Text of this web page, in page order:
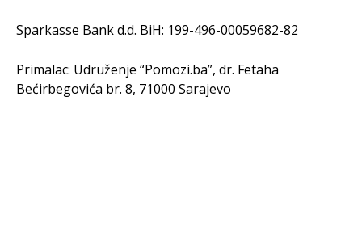
Sparkasse Bank d.d. BiH: 199-496-00059682-82
Primalac: Udruženje “Pomozi.ba”, dr. Fetaha
Bećirbegovića br. 8, 71000 Sarajevo